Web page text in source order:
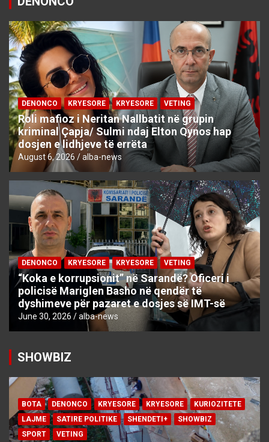
DENONCO KRYESORE KRYESORE VETING
Roli mafioz i Neritan Nallbatit në grupin
kriminal Çapja/ Sulmi ndaj Elton Qynos hap
dosjen e lidhjeve të errëta
August 6, 2026 alba-news
DENONCO KRYESORE KRYESORE VETING
“Koka e korrupsionit” në Sarandë? Oficeri i
policisë Mariglen Basho në qendër të
dyshimeve për pazaret e dosjes së IMT-së
June 30, 2026 alba-news
SHOWBIZ
BOTA DENONCO KRYESORE KRYESORE
KURIOZITETE
LAJME
SATIRE POLITIKE SHENDETI+
SHOWBIZ
SPORT
VETING